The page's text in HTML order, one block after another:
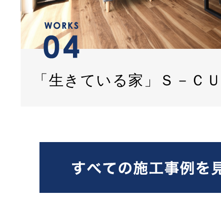
「生きている家」Ｓ－Ｃ